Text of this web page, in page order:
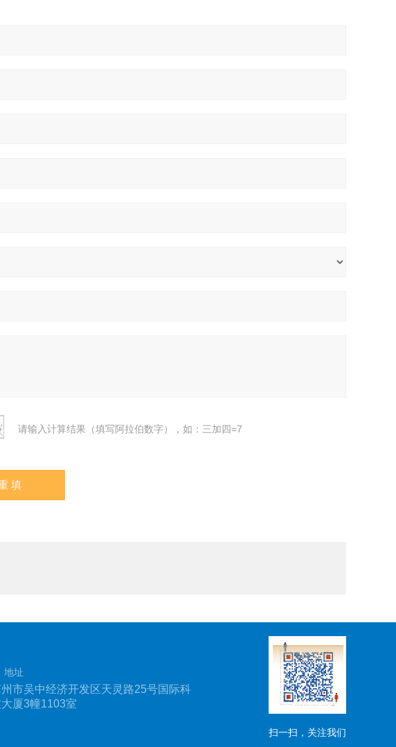
请输入计算结果（填写阿拉伯数字），如：三加四=7
地址
市吴中经济开发区天灵路25号国际科
厦3幢1103室
扫一扫，关注我们